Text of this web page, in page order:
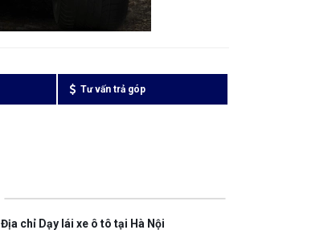
Tư vấn trả góp
Địa chỉ Dạy lái xe ô tô tại Hà Nội